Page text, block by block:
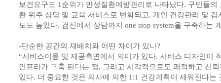
보건요구도 1순위가 만성질환예방관리로 나타났다. 구민들
환 위주 상담 및 교육 서비스로 변화되고, 개인 건강관리 및
도도 높았다. 검진에서 상담까지 one stop system을 구축하는
-단순한 공간의 재배치와 어떤 차이가 있나?
“서비스이용 및 제공측면에서 의미가 있다. 서비스 디자인이
인프라가 구축 된다는 점, 그리고 시각적으로도 쾌적하고 신
있다. 더 중요한 것은 의사에 의한 1:1 건강계획이 세워진다는